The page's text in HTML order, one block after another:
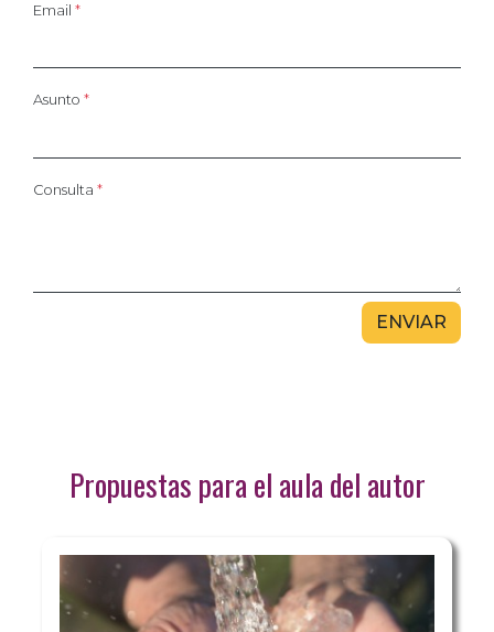
Email *
Asunto *
Consulta *
ENVIAR
Propuestas para el aula del autor